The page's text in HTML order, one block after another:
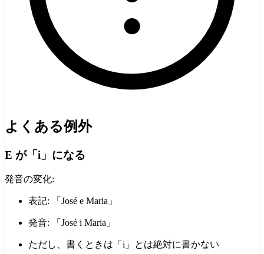
よくある例外
E が「i」になる
発音の変化:
表記: 「José e Maria」
発音: 「José i Maria」
ただし、書くときは「i」とは絶対に書かない